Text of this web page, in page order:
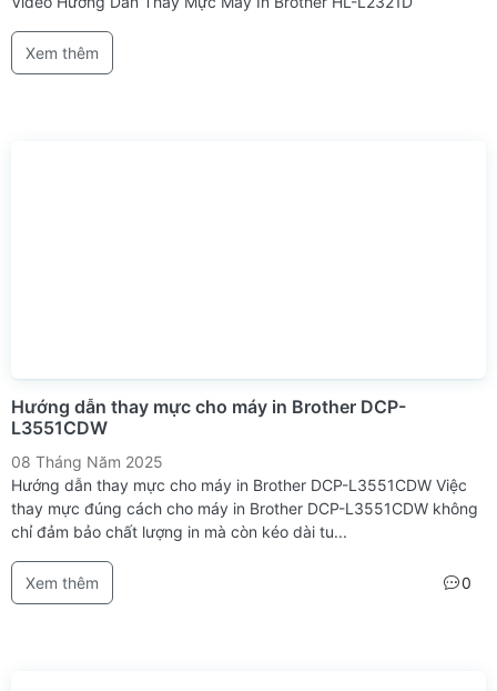
Xem thêm
Hướng dẫn thay mực cho máy in Brother DCP-
L3551CDW
08 Tháng Năm 2025
Hướng dẫn thay mực cho máy in Brother DCP-L3551CDW Việc
thay mực đúng cách cho máy in Brother DCP-L3551CDW không
chỉ đảm bảo chất lượng in mà còn kéo dài tu...
Xem thêm 0